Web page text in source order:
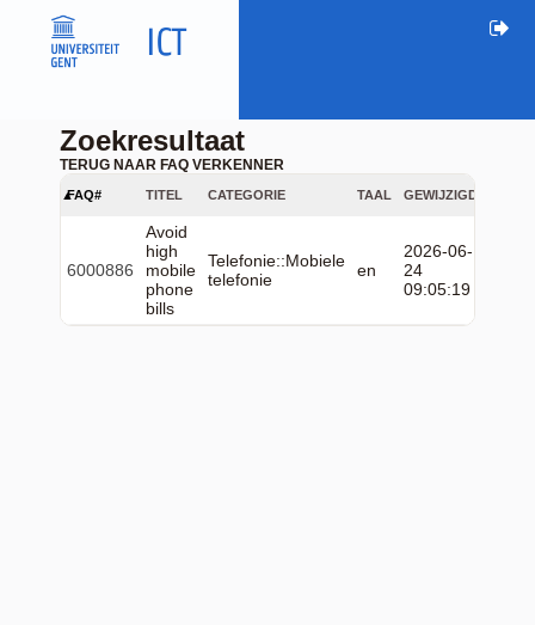
Zoekresultaat
TERUG NAAR FAQ VERKENNER
FAQ# TITEL CATEGORIE TAAL GEWIJZIGD
6000886
Avoid
high
mobile
phone
bills
Telefonie::Mobiele
telefonie
en
2026-06-
24
09:05:19